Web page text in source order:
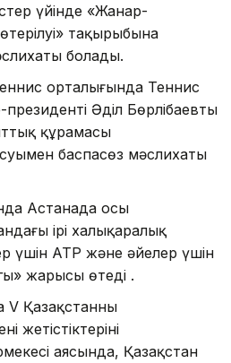
үйінде «Жанар-
тақырыбына
болады.
орталығында Теннис
Әділ Бөрлібаевтың
құрамасы
баспасөз мәслихаты
Астанада осы
ірі халықаралық
үшін АТР және әйелер үшін
жарысы өтеді .
V Қазақстанның
жетістіктерінің
аясында, Қазақстан